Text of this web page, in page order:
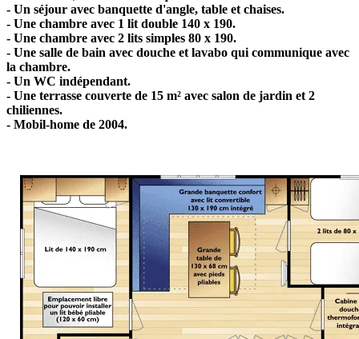
- Un séjour avec banquette d'angle, table et chaises.
- Une chambre avec 1 lit double 140 x 190.
- Une chambre avec 2 lits simples 80 x 190.
- Une salle de bain avec douche et lavabo qui communique avec
la chambre.
- Un WC indépendant.
- Une terrasse couverte de 15 m² avec salon de jardin et 2
chiliennes.
- Mobil-home de 2004.